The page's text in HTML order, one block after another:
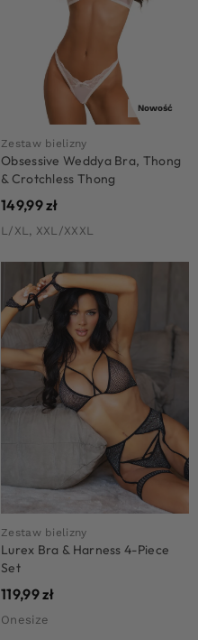
Nowość
Zestaw bielizny
Obsessive Weddya Bra, Thong
& Crotchless Thong
149,99zł
L/XL, XXL/XXXL
Zestaw bielizny
Lurex Bra & Harness 4-Piece
Set
119,99zł
Onesize